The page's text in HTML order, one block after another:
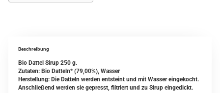
Beschreibung
Bio Dattel Sirup 250 g.
Zutaten: Bio Datteln* (79,00%), Wasser
Herstellung: Die Datteln werden entsteint und mit Wasser eingekocht.
Anschließend werden sie gepresst, filtriert und zu Sirup eingedickt.